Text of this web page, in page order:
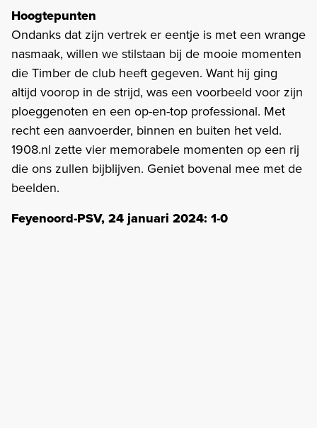
Hoogtepunten
Ondanks dat zijn vertrek er eentje is met een wrange
nasmaak, willen we stilstaan bij de mooie momenten
die Timber de club heeft gegeven. Want hij ging
altijd voorop in de strijd, was een voorbeeld voor zijn
ploeggenoten en een op-en-top professional. Met
recht een aanvoerder, binnen en buiten het veld.
1908.nl zette vier memorabele momenten op een rij
die ons zullen bijblijven. Geniet bovenal mee met de
beelden.
Feyenoord-PSV, 24 januari 2024: 1-0